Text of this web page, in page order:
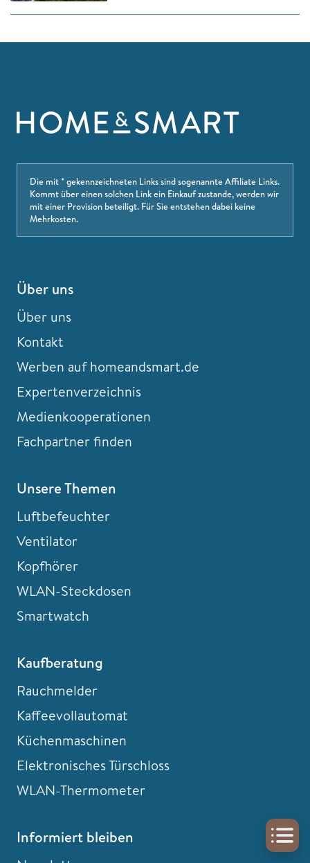
Die mit * gekennzeichneten Links sind sogenannte Affiliate Links.
Kommt über einen solchen Link ein Einkauf zustande, werden wir
mit einer Provision beteiligt. Für Sie entstehen dabei keine
Mehrkosten.
Über uns
Über uns
Kontakt
Werben auf homeandsmart.de
Expertenverzeichnis
Medienkooperationen
Fachpartner finden
Unsere Themen
Luftbefeuchter
Ventilator
Kopfhörer
WLAN-Steckdosen
Smartwatch
Kaufberatung
Rauchmelder
Kaffeevollautomat
Küchenmaschinen
Elektronisches Türschloss
WLAN-Thermometer
Informiert bleiben